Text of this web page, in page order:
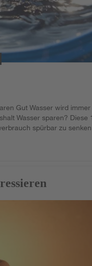
Gut Wasser wird immer
Wasser sparen? Diese
spürbar zu